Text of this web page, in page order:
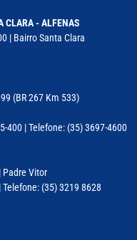
CLARA - ALFENAS
| Bairro Santa Clara
(BR 267 Km 533)
400 | Telefone: (35) 3697-4600
Padre Vitor
(35) 3219 8628